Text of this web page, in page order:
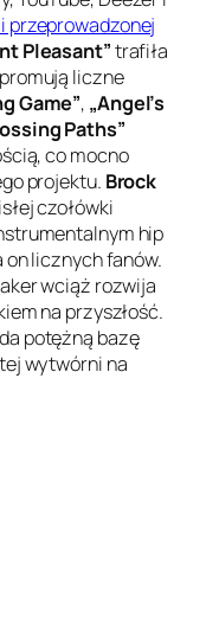
przeprowadzonej
Pleasant”trafiła
liczne
Game”, „Angel’s
Paths”
co mocno
projektu. Brock
czołówki
hip
on licznych fanów.
wciąż rozwija
na przyszłość.
potężną bazę
wytwórni na